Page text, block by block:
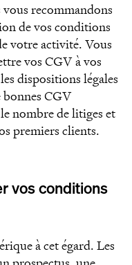
recommandons
de vos conditions
votre activité. Vous
vos CGV à vos
dispositions légales
bonnes CGV
nombre de litiges et
premiers clients.
vos conditions
à cet égard. Les